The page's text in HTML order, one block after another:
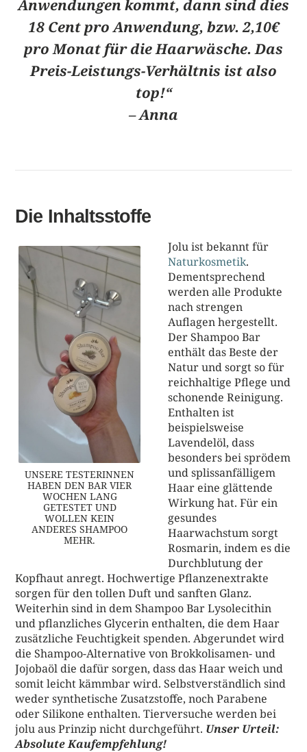
Anwendungen kommt, dann sind dies
18 Cent pro Anwendung, bzw. 2,10€
pro Monat für die Haarwäsche. Das
Preis-Leistungs-Verhältnis ist also
top!“
– Anna
Die Inhaltsstoffe
UNSERE TESTERINNEN
HABEN DEN BAR VIER
WOCHEN LANG
GETESTET UND
WOLLEN KEIN
ANDERES SHAMPOO
MEHR.
Jolu ist bekannt für
Naturkosmetik.
Dementsprechend
werden alle Produkte
nach strengen
Auflagen hergestellt.
Der Shampoo Bar
enthält das Beste der
Natur und sorgt so für
reichhaltige Pflege und
schonende Reinigung.
Enthalten ist
beispielsweise
Lavendelöl, dass
besonders bei sprödem
und splissanfälligem
Haar eine glättende
Wirkung hat. Für ein
gesundes
Haarwachstum sorgt
Rosmarin, indem es die
Durchblutung der
Kopfhaut anregt. Hochwertige Pflanzenextrakte
sorgen für den tollen Duft und sanften Glanz.
Weiterhin sind in dem Shampoo Bar Lysolecithin
und pflanzliches Glycerin enthalten, die dem Haar
zusätzliche Feuchtigkeit spenden. Abgerundet wird
die Shampoo-Alternative von Brokkolisamen- und
Jojobaöl die dafür sorgen, dass das Haar weich und
somit leicht kämmbar wird. Selbstverständlich sind
weder synthetische Zusatzstoffe, noch Parabene
oder Silikone enthalten. Tierversuche werden bei
jolu aus Prinzip nicht durchgeführt. Unser Urteil:
Absolute Kaufempfehlung!